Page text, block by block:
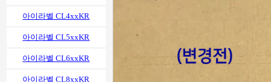
아이라벨 CL4xxKR
아이라벨 CL5xxKR
아이라벨 CL6xxKR
아이라벨 CL8xxKR